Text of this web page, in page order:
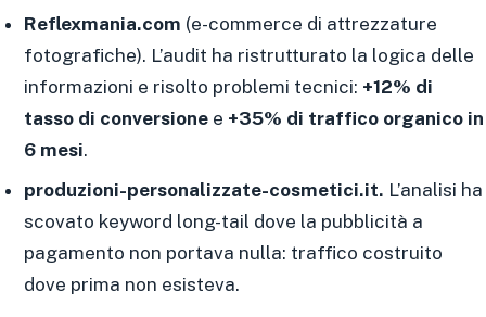
Reflexmania.com (e-commerce di attrezzature
fotografiche). L’audit ha ristrutturato la logica delle
informazioni e risolto problemi tecnici: +12% di
tasso di conversione e +35% di traffico organico in
6 mesi.
produzioni-personalizzate-cosmetici.it. L’analisi ha
scovato keyword long-tail dove la pubblicità a
pagamento non portava nulla: traffico costruito
dove prima non esisteva.